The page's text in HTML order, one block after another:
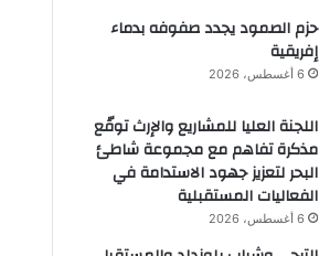
حزم الصمود يجدد صفوفه بدماء
إفريقية
6 أغسطس، 2026
اللجنة العليا للمشاريع والإرث توقّع
مذكرة تفاهم مع مجموعة شاطئ
البحر لتعزيز جهود الاستدامة في
الفعاليات المستقبلية
6 أغسطس، 2026